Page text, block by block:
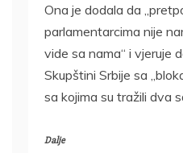
Ona je dodala da
parlamentarcima nije
vide sa nama“ i vjeruje
Skupštini Srbije sa
sa kojima su tražili dva
Dalje